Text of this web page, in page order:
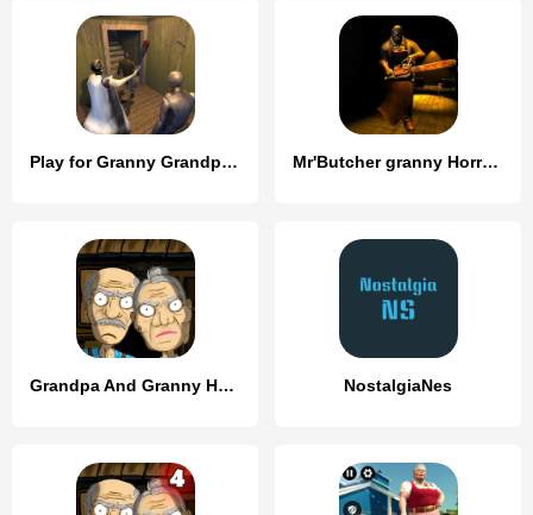
Play for Granny Grandpa Part 4 Mr'Butcher granny Horror House
Grandpa And Granny Home Escape NostalgiaNes